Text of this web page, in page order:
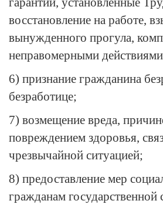
восстановление на работе,
вынужденного прогула,
неправомерными
6) признание гражданина
безработице;
7) возмещение вреда,
повреждением здоровья,
чрезвычайной ситуацией;
8) предоставление мер
гражданам